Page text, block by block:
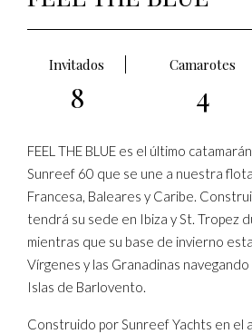
Invitados Camarotes
8 4
FEEL THE BLUE es el último
Sunreef 60 que se une a nuestra
Francesa, Baleares y Caribe.
tendrá su sede en Ibiza y St. Tropez
mientras que su base de invierno
Vírgenes y las Granadinas
Islas de Barlovento.
Construido por Sunreef Yachts en el